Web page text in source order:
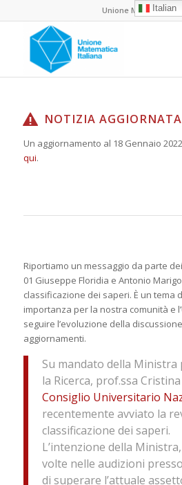
Unione Matematica
NOTIZIA AGGIORNATA
Un aggiornamento al 18 Gennaio
qui.
Riportiamo un messaggio da parte
01 Giuseppe Floridia e Antonio
classificazione dei saperi. È un tema
importanza per la nostra comunità e
seguire l’evoluzione della
aggiornamenti.
Su mandato della Ministra
la Ricerca, prof.ssa
Consiglio Universitario
recentemente avviato la
classificazione dei saperi.
L’intenzione della
volte nelle audizioni
di superare l’attuale
Italian